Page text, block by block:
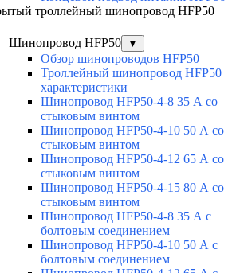
троллейный шинопровод HFP50
Шинопровод HFP50 ▼
Обзор шинопроводов HFP50
Троллейный шинопровод HFP50
характеристики
Шинопровод HFP50-4-8 35 А со
стыковым винтом
Шинопровод HFP50-4-10 50 А со
стыковым винтом
Шинопровод HFP50-4-12 65 А со
стыковым винтом
Шинопровод HFP50-4-15 80 А со
стыковым винтом
Шинопровод HFP50-4-8 35 А с
болтовым соединением
Шинопровод HFP50-4-10 50 А с
болтовым соединением